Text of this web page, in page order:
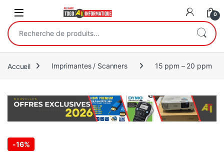
Open 0
Recherche pour :
Accueil Imprimantes / Scanners 15 ppm – 20 ppm
-16%